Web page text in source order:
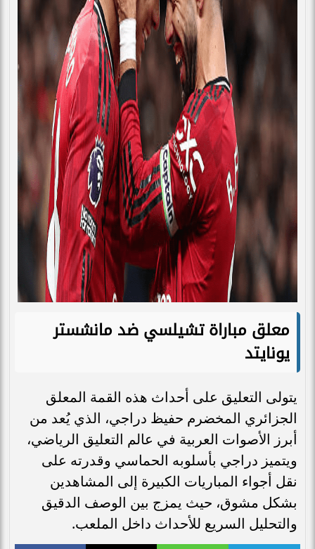
معلق مباراة تشيلسي ضد مانشستر
يونايتد
يتولى التعليق على أحداث هذه القمة المعلق
الجزائري المخضرم حفيظ دراجي، الذي يُعد من
أبرز الأصوات العربية في عالم التعليق الرياضي،
ويتميز دراجي بأسلوبه الحماسي وقدرته على
نقل أجواء المباريات الكبيرة إلى المشاهدين
بشكل مشوق، حيث يمزج بين الوصف الدقيق
والتحليل السريع للأحداث داخل الملعب.